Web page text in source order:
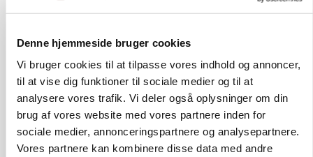
Denne hjemmeside bruger cookies
Vi bruger cookies til at tilpasse vores indhold og annoncer,
til at vise dig funktioner til sociale medier og til at
analysere vores trafik. Vi deler også oplysninger om din
brug af vores website med vores partnere inden for
sociale medier, annonceringspartnere og analysepartnere.
Vores partnere kan kombinere disse data med andre
PLANTER
Før såmaskinen kører: Her er efterårets største
skadedyrsrisici